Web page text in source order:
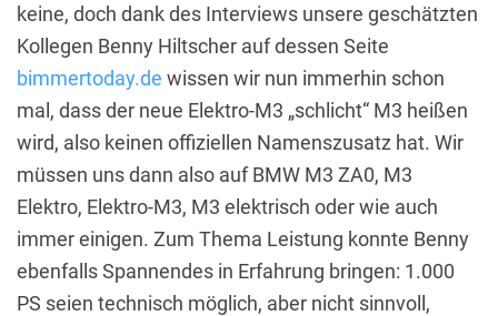
keine, doch dank des Interviews unsere geschätzten
Kollegen Benny Hiltscher auf dessen Seite
bimmertoday.de wissen wir nun immerhin schon
mal, dass der neue Elektro-M3 „schlicht“ M3 heißen
wird, also keinen offiziellen Namenszusatz hat. Wir
müssen uns dann also auf BMW M3 ZA0, M3
Elektro, Elektro-M3, M3 elektrisch oder wie auch
immer einigen. Zum Thema Leistung konnte Benny
ebenfalls Spannendes in Erfahrung bringen: 1.000
PS seien technisch möglich, aber nicht sinnvoll,